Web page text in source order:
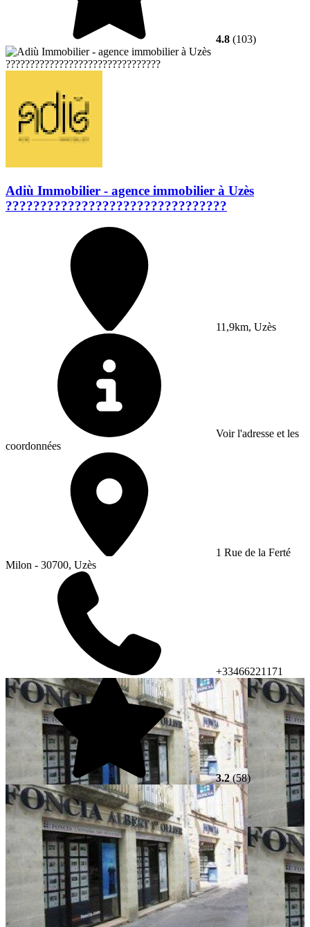
4.8 (103)
Adiù Immobilier - agence immobilier à Uzès
????????????????????????????????
11,9km, Uzès
Voir l'adresse et les
coordonnées
1 Rue de la Ferté
Milon - 30700, Uzès
+33466221171
3.2(58)